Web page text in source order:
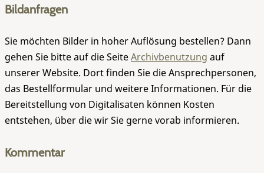
Bildanfragen
Sie möchten Bilder in hoher Auflösung bestellen? Dann
gehen Sie bitte auf die SeiteArchivbenutzung auf
unserer Website. Dort finden Sie die Ansprechpersonen,
das Bestellformular und weitere Informationen. Für die
Bereitstellung von Digitalisaten können Kosten
entstehen, über die wir Sie gerne vorab informieren.
Kommentar